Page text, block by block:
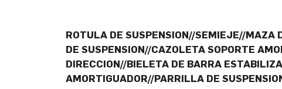
ROTULA DE SUSPENSION//SEMIEJE//MAZA
DE SUSPENSION//CAZOLETA SOPORTE
DIRECCION//BIELETA DE BARRA
AMORTIGUADOR//PARRILLA DE